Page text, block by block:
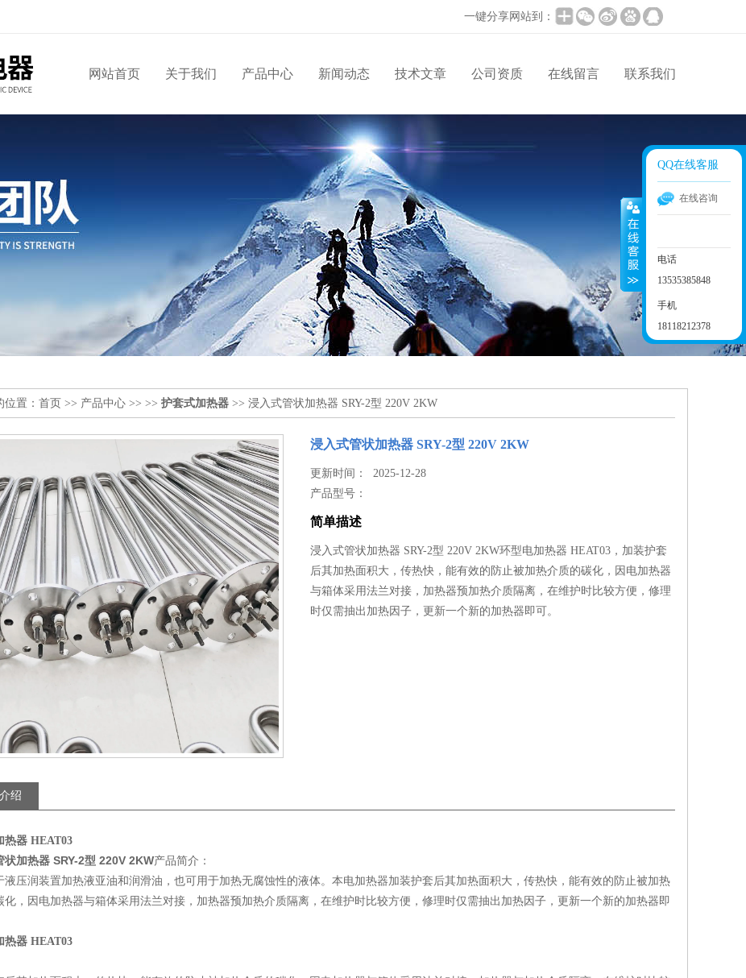
一键分享网站到：
网站首页 关于我们 产品中心 新闻动态 技术文章 公司资质 在线留言 联系我们
置： 首页 >> 产品中心 >> >> 护套式加热器 >> 浸入式管状加热器 SRY-2型 220V 2KW
浸入式管状加热器 SRY-2型 220V 2KW
更新时间： 2025-12-28
产品型号：
简单描述
浸入式管状加热器 SRY-2型 220V 2KW环型电加热器 HEAT03，加装护套
后其加热面积大，传热快，能有效的防止被加热介质的碳化，因电加热器
与箱体采用法兰对接，加热器预加热介质隔离，在维护时比较方便，修理
时仅需抽出加热因子，更新一个新的加热器即可。
绍
热器 HEAT03
状加热器 SRY-2型 220V 2KW产品简介：
液压润装置加热液亚油和润滑油，也可用于加热无腐蚀性的液体。本电加热器加装护套后其加热面积大，传热快，能有效的防止被加热
化，因电加热器与箱体采用法兰对接，加热器预加热介质隔离，在维护时比较方便，修理时仅需抽出加热因子，更新一个新的加热器即
热器 HEAT03
QQ在线客服
在线咨询
电话
13535385848
手机
18118212378